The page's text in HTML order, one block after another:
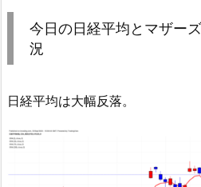
今日の日経平均とマザー
況
日経平均は大幅反落。